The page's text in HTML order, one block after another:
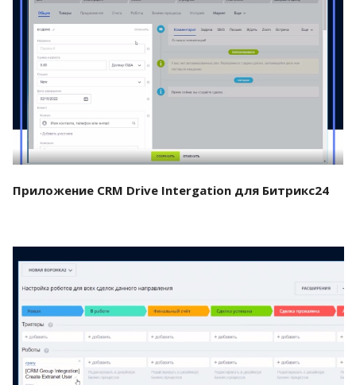
Смотреть проект
Приложение CRM Drive Intergation для Битрикс24
Смотреть проект